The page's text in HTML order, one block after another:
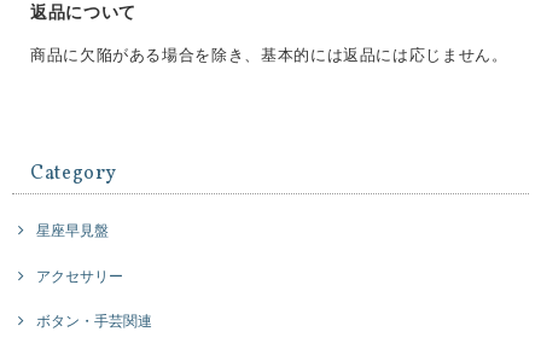
返品について
商品に欠陥がある場合を除き、基本的には返品には応じません。
Category
星座早見盤
アクセサリー
ボタン・手芸関連